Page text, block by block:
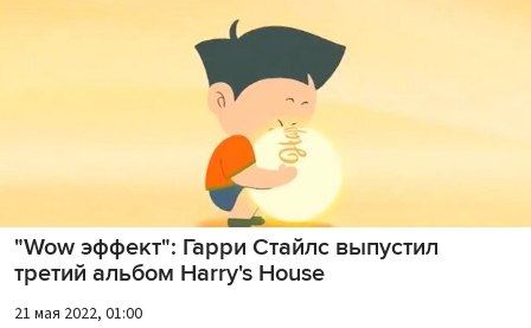
"Wow эффект": Гарри Стайлс выпустил
третий альбом Harry's House
21 мая 2022, 01:00